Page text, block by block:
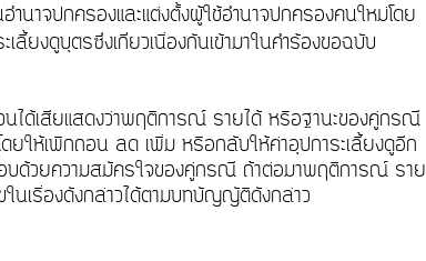
นาจปกครองและแต่งตั้งผู้ใช้อำนาจปกครองคนใหม่โดย
ลี้ยงดูบุตรซึ่งเกี่ยวเนื่องกันเข้ามาในคำร้องขอฉบับ
ด้เสียแสดงว่าพฤติการณ์ รายได้ หรือฐานะของคู่กรณี
ดยให้เพิกถอน ลด เพิ่ม หรือกลับให้ค่าอุปการะเลี้ยงดูอีก
อบด้วยความสมัครใจของคู่กรณี ถ้าต่อมาพฤติการณ์ ราย
นเรื่องดังกล่าวได้ตามบทบัญญัติดังกล่าว